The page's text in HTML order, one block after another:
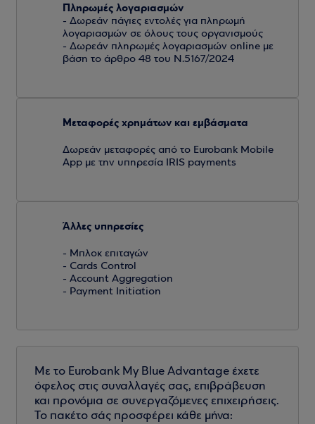
Πληρωμές λογαριασμών
- Δωρεάν πάγιες εντολές για πληρωμή
λογαριασμών σε όλους τους οργανισμούς
- Δωρεάν πληρωμές λογαριασμών online με
βάση το άρθρο 48 του Ν.5167/2024
Μεταφορές χρημάτων και εμβάσματα
Δωρεάν μεταφορές από το Eurobank Mobile
App με την υπηρεσία IRIS payments
Άλλες υπηρεσίες
- Μπλοκ επιταγών
- Cards Control
- Account Aggregation
- Payment Initiation
Με το Eurobank My Blue Advantage έχετε
όφελος στις συναλλαγές σας, επιβράβευση
και προνόμια σε συνεργαζόμενες επιχειρήσεις.
Το πακέτο σάς προσφέρει κάθε μήνα: